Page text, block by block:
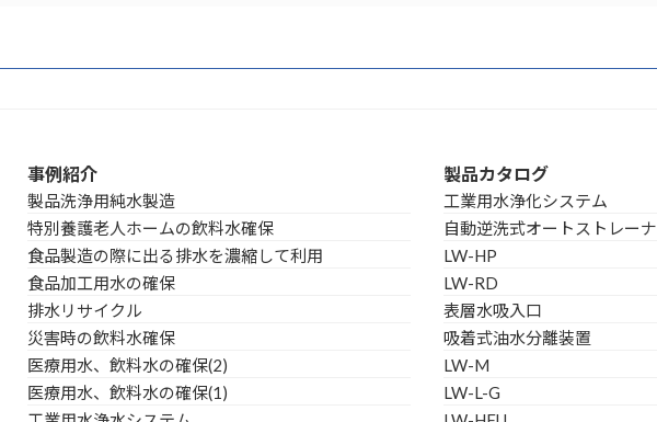
事例紹介
製品洗浄用純水製造
特別養護老人ホームの飲料水確保
食品製造の際に出る排水を濃縮して利用
食品加工用水の確保
排水リサイクル
災害時の飲料水確保
医療用水、飲料水の確保(2)
医療用水、飲料水の確保(1)
製品カタログ
工業用水浄化システム
自動逆洗式オートストレーナ
LW-HP
LW-RD
表層水吸入口
吸着式油水分離装置
LW-M
LW-L-G